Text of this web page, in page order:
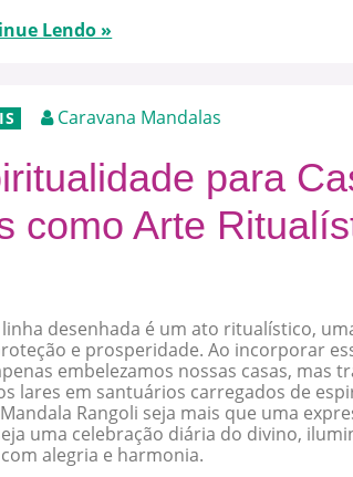
Lendo »
Caravana Mandalas
para
como Arte
linha desenhada é um ato ritualístico,
e prosperidade. Ao incorporar
embelezamos nossas casas, mas
lares em santuários carregados de
Rangoli seja mais que uma
uma celebração diária do divino,
alegria e harmonia.